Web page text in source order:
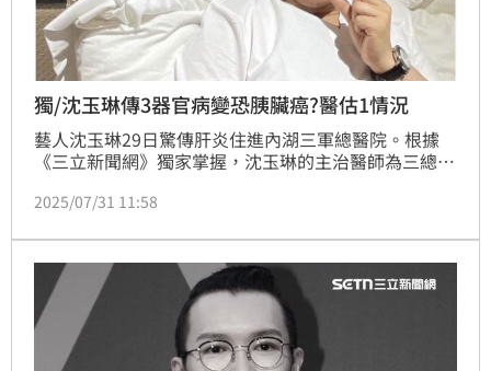
獨/沈玉琳傳3器官病變恐胰臟癌?醫估1情況
藝人沈玉琳29日驚傳肝炎住進內湖三軍總醫院。根據
《三立新聞網》獨家掌握，沈玉琳的主治醫師為三總血
骨髓移植等。由於也傳出沈可能罹患胰臟癌，對此，血
可能性太廣，但若以心、肝、肺都有病變來說，因心臟
比較少見腫瘤轉移，胰臟癌的機率相對較低，不排除是
特殊性血液疾病或腫瘤。（記者：簡浩正）
2025/07/31 11:58